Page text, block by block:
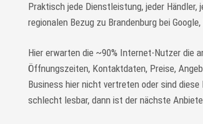
Praktisch jede Dienstleistung, jeder
regionalen Bezug zu Brandenburg bei
Hier erwarten die ~90% Internet-Nutzer die
Öffnungszeiten, Kontaktdaten, Preise,
Business hier nicht vertreten oder sind
schlecht lesbar, dann ist der nächste